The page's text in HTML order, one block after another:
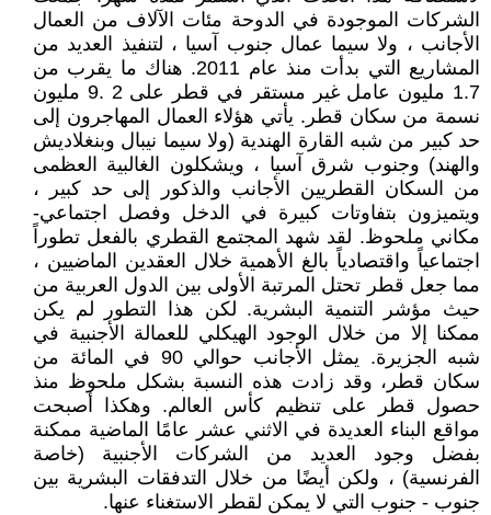
الشركات الموجودة في الدوحة مئات الآلاف من العمال
الأجانب ، ولا سيما عمال جنوب آسيا ، لتنفيذ العديد من
المشاريع التي بدأت منذ عام 2011. هناك ما يقرب من
1.7 مليون عامل غير مستقر في قطر على 2 .9 مليون
نسمة من سكان قطر. يأتي هؤلاء العمال المهاجرون إلى
حد كبير من شبه القارة الهندية (ولا سيما نيبال وبنغلاديش
والهند) وجنوب شرق آسيا ، ويشكلون الغالبية العظمى
من السكان القطريين الأجانب والذكور إلى حد كبير ،
ويتميزون بتفاوتات كبيرة في الدخل وفصل اجتماعي-
مكاني ملحوظ. لقد شهد المجتمع القطري بالفعل تطوراً
اجتماعياً واقتصادياً بالغ الأهمية خلال العقدين الماضيين ،
مما جعل قطر تحتل المرتبة الأولى بين الدول العربية من
حيث مؤشر التنمية البشرية. لكن هذا التطور لم يكن
ممكنا إلا من خلال الوجود الهيكلي للعمالة الأجنبية في
شبه الجزيرة. يمثل الأجانب حوالي 90 في المائة من
سكان قطر، وقد زادت هذه النسبة بشكل ملحوظ منذ
حصول قطر على تنظيم كأس العالم. وهكذا أصبحت
مواقع البناء العديدة في الاثني عشر عامًا الماضية ممكنة
بفضل وجود العديد من الشركات الأجنبية (خاصة
الفرنسية) ، ولكن أيضًا من خلال التدفقات البشرية بين
جنوب - جنوب التي لا يمكن لقطر الاستغناء عنها.